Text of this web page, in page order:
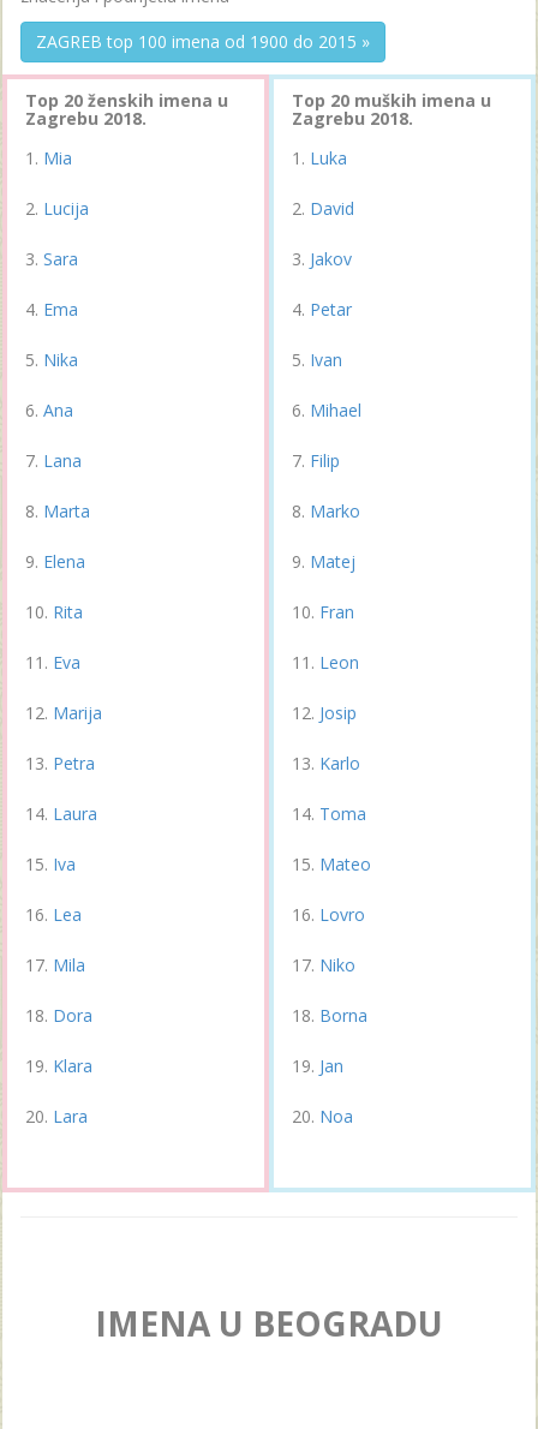
ZAGREB top 100 imena od 1900 do 2015 »
Top 20 ženskih imena u
Zagrebu 2018.
Mia
Lucija
Sara
Ema
Nika
Ana
Lana
Marta
Elena
Rita
Eva
Marija
Petra
Laura
Iva
Lea
Mila
Dora
Klara
Lara
Top 20 muških imena u
Zagrebu 2018.
Luka
David
Jakov
Petar
Ivan
Mihael
Filip
Marko
Matej
Fran
Leon
Josip
Karlo
Toma
Mateo
Lovro
Niko
Borna
Jan
Noa
IMENA U BEOGRADU